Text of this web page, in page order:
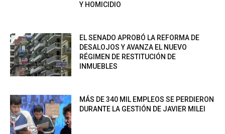
Y HOMICIDIO
EL SENADO APROBÓ LA REFORMA DE
DESALOJOS Y AVANZA EL NUEVO
RÉGIMEN DE RESTITUCIÓN DE
INMUEBLES
MÁS DE 340 MIL EMPLEOS SE PERDIERON
DURANTE LA GESTIÓN DE JAVIER MILEI